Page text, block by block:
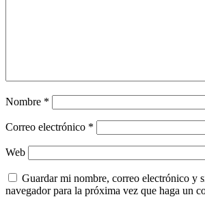
Nombre *
Correo electrónico *
Web
Guardar mi nombre, correo electrónico y
navegador para la próxima vez que haga un